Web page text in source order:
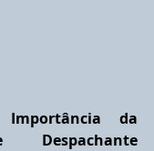
da
Despachante